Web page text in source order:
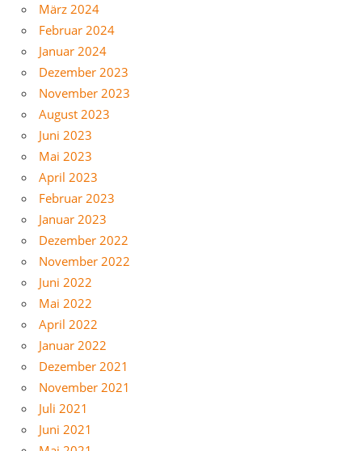
März 2024
Februar 2024
Januar 2024
Dezember 2023
November 2023
August 2023
Juni 2023
Mai 2023
April 2023
Februar 2023
Januar 2023
Dezember 2022
November 2022
Juni 2022
Mai 2022
April 2022
Januar 2022
Dezember 2021
November 2021
Juli 2021
Juni 2021